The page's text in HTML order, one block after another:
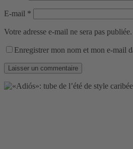
E-mail *
Votre adresse e-mail ne sera pas publiée.
Enregistrer mon nom et mon e-mail